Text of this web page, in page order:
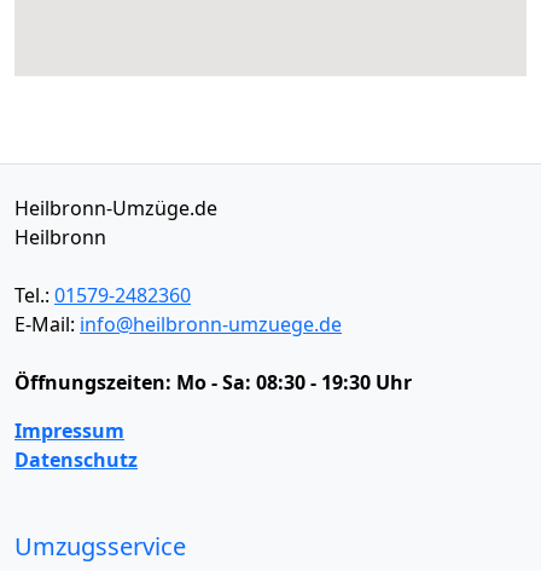
Heilbronn-Umzüge.de
Heilbronn
Tel.: 01579-2482360
E-Mail: info@heilbronn-umzuege.de
Öffnungszeiten: Mo - Sa: 08:30 - 19:30 Uhr
Impressum
Datenschutz
Umzugsservice